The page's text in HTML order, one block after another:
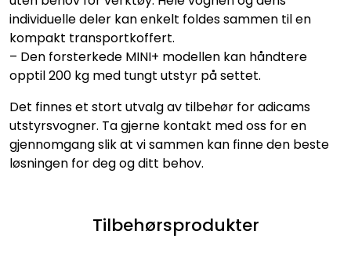
individuelle deler kan enkelt foldes sammen til en
kompakt transportkoffert.
– Den forsterkede MINI+ modellen kan håndtere
opptil 200 kg med tungt utstyr på settet.
Det finnes et stort utvalg av tilbehør for adicams
utstyrsvogner. Ta gjerne kontakt med oss for en
gjennomgang slik at vi sammen kan finne den beste
løsningen for deg og ditt behov.
Tilbehørsprodukter